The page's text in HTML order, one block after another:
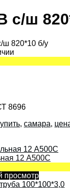
с/ш
820*10 б/у
8696
, самара,
12 А500С
просмотр